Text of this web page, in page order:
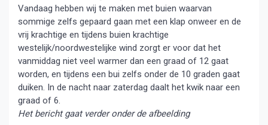
Vandaag hebben wij te maken met buien waarvan
sommige zelfs gepaard gaan met een klap onweer en de
vrij krachtige en tijdens buien krachtige
westelijk/noordwestelijke wind zorgt er voor dat het
vanmiddag niet veel warmer dan een graad of 12 gaat
worden, en tijdens een bui zelfs onder de 10 graden gaat
duiken. In de nacht naar zaterdag daalt het kwik naar een
graad of 6.
Het bericht gaat verder onder de afbeelding